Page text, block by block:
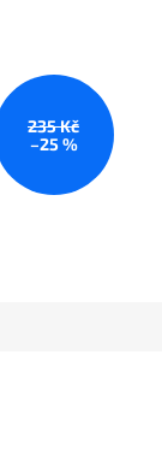
235 Kč
–25 %